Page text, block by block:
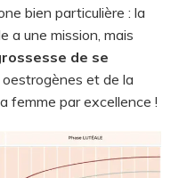
bien particulière : la
a une mission, mais
de se
et de la
femme par excellence !